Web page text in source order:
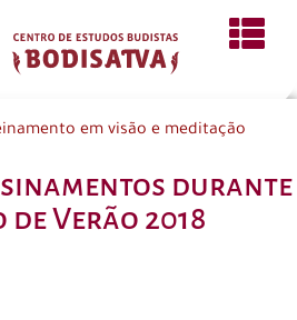
em visão e meditação
durante
Verão 2018